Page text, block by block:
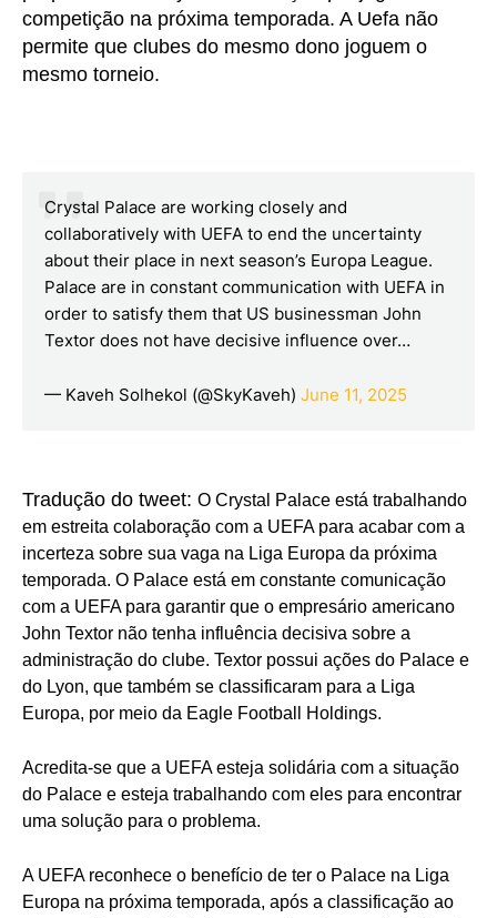
competição na próxima temporada. A Uefa não
permite que clubes do mesmo dono joguem o
mesmo torneio.
Crystal Palace are working closely and
collaboratively with UEFA to end the uncertainty
about their place in next season’s Europa League.
Palace are in constant communication with UEFA in
order to satisfy them that US businessman John
Textor does not have decisive influence over…
— Kaveh Solhekol (@SkyKaveh) June 11, 2025
Tradução do tweet: O Crystal Palace está trabalhando
em estreita colaboração com a UEFA para acabar com a
incerteza sobre sua vaga na Liga Europa da próxima
temporada. O Palace está em constante comunicação
com a UEFA para garantir que o empresário americano
John Textor não tenha influência decisiva sobre a
administração do clube. Textor possui ações do Palace e
do Lyon, que também se classificaram para a Liga
Europa, por meio da Eagle Football Holdings.
Acredita-se que a UEFA esteja solidária com a situação
do Palace e esteja trabalhando com eles para encontrar
uma solução para o problema.
A UEFA reconhece o benefício de ter o Palace na Liga
Europa na próxima temporada, após a classificação ao